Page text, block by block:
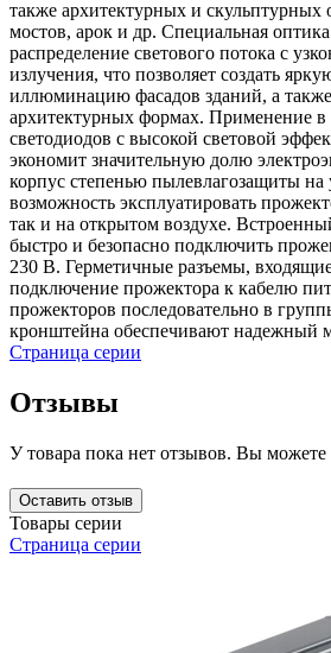
также архитектурных и скульптурных
мостов, арок и др. Специальная
распределение светового потока с
излучения, что позволяет создать
иллюминацию фасадов зданий, а
архитектурных формах. Применение
светодиодов с высокой световой
экономит значительную долю
корпус степенью пылевлагозащиты на
возможность эксплуатировать
так и на открытом воздухе.
быстро и безопасно подключить
230 В. Герметичные разъемы,
подключение прожектора к кабелю
прожекторов последовательно в
кронштейна обеспечивают надежный
Страница серии
Отзывы
У товара пока нет отзывов. Вы можете
Оставить отзыв
Товары серии
Страница серии